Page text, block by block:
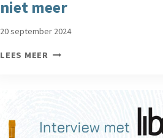
niet meer
20 september 2024
LEES MEER HELP,
MEER